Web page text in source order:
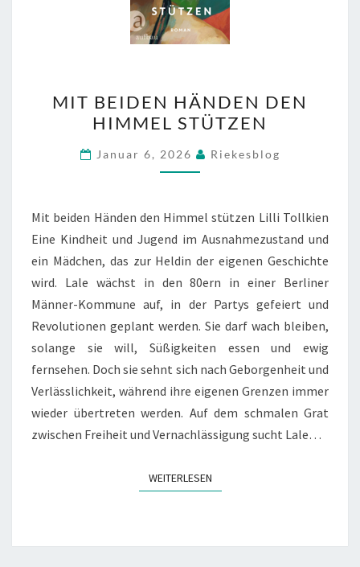
BEIDEN
HÄNDEN
DEN
HIMMEL
MIT BEIDEN HÄNDEN DEN
HIMMEL STÜTZEN
Januar 6, 2026 Riekesblog
Mit beiden Händen den Himmel stützen Lilli Tollkien
Eine Kindheit und Jugend im Ausnahmezustand und
ein Mädchen, das zur Heldin der eigenen Geschichte
wird. Lale wächst in den 80ern in einer Berliner
Männer-Kommune auf, in der Partys gefeiert und
Revolutionen geplant werden. Sie darf wach bleiben,
solange sie will, Süßigkeiten essen und ewig
fernsehen. Doch sie sehnt sich nach Geborgenheit und
Verlässlichkeit, während ihre eigenen Grenzen immer
wieder übertreten werden. Auf dem schmalen Grat
zwischen Freiheit und Vernachlässigung sucht Lale…
WEITERLESENWEITERLESEN